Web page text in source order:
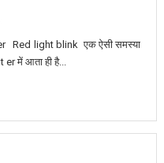
Red light blink एक ऐसी समस्या
में आता ही है...